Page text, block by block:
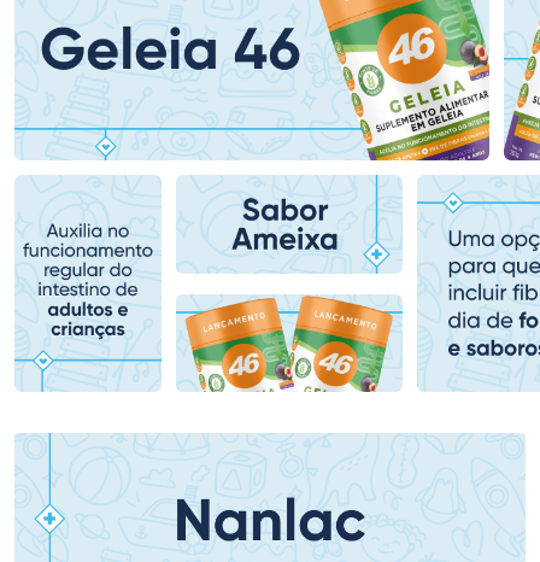
Ativar Desconto
Comprar sem Desconto
Por R$ 80,99/cada
Comprar sem Desconto
Por R$ 80,99/cada
Ativar Desconto
Comprar sem Desconto
Por R$ 53,99/cada
Comprar sem Desconto
Por R$ 53,99/cada